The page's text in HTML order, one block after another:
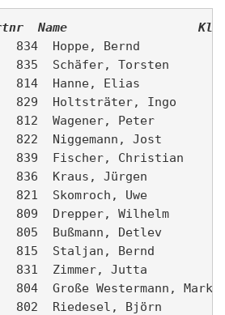
Name
834  Hoppe, Bernd
835  Schäfer, Torsten
814  Hanne, Elias
829  Holtsträter, Ingo
812  Wagener, Peter
822  Niggemann, Jost
839  Fischer, Christian
836  Kraus, Jürgen
821  Skomroch, Uwe
809  Drepper, Wilhelm
805  Bußmann, Detlev
815  Staljan, Bernd
831  Zimmer, Jutta
804  Große Westermann,
802  Riedesel, Björn